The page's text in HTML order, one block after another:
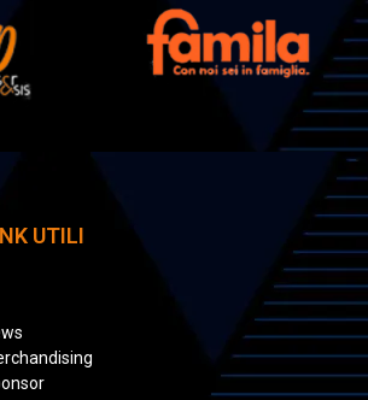
UTILI